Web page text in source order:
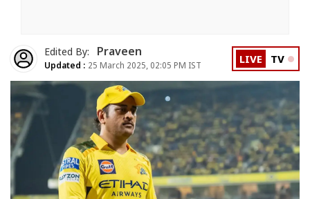
Edited By: Praveen
Updated : 25 March 2025, 02:05 PM IST LIVE TV